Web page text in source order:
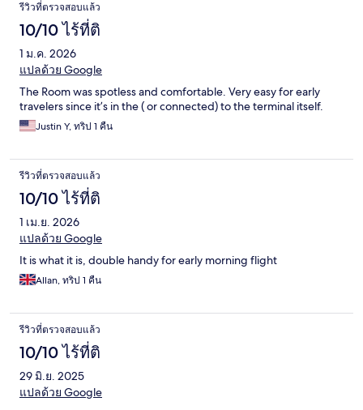
รีวิวที่ตรวจสอบแล้ว
10/10 ไร้ที่ติ
1 ม.ค. 2026
แปลด้วย Google
The Room was spotless and comfortable. Very easy for early
travelers since it’s in the ( or connected) to the terminal itself.
Justin Y, ทริป 1 คืน
รีวิวที่ตรวจสอบแล้ว
10/10 ไร้ที่ติ
1 เม.ย. 2026
แปลด้วย Google
It is what it is, double handy for early morning flight
Allan, ทริป 1 คืน
รีวิวที่ตรวจสอบแล้ว
10/10 ไร้ที่ติ
29 มิ.ย. 2025
แปลด้วย Google